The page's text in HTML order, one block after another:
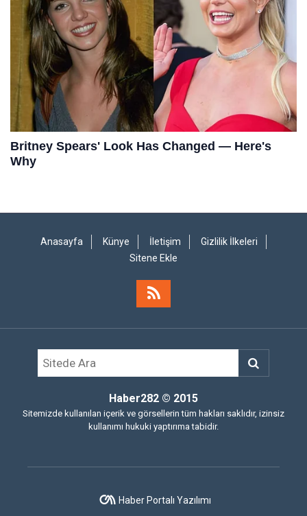
Anasayfa Künye İletişim
Gizlilik İlkeleri
Sitene Ekle
Haber282 © 2015
Sitemizde kullanılan içerik ve görsellerin tüm hakları saklıdır, izinsiz
kullanımı hukuki yaptırıma tabidir.
Haber Portalı Yazılımı